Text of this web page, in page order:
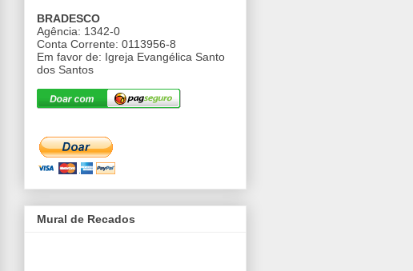
BRADESCO
Agência: 1342-0
Conta Corrente: 0113956-8
Em favor de: Igreja Evangélica Santo
dos Santos
Mural de Recados